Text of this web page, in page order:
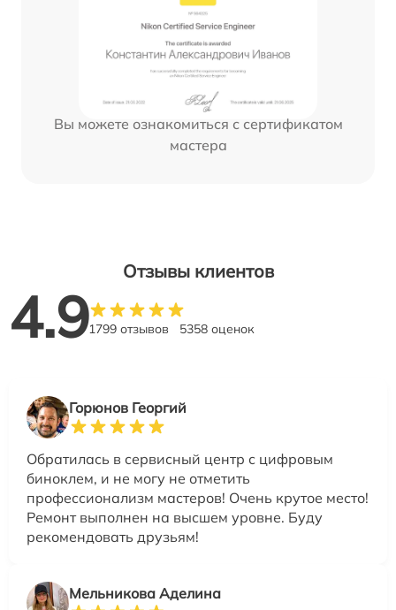
Вы можете ознакомиться с сертификатом
мастера
Отзывы клиентов
4.91799 отзывов 5358 оценок
Горюнов Георгий
Обратилась в сервисный центр с цифровым
биноклем, и не могу не отметить
профессионализм мастеров! Очень крутое место!
Ремонт выполнен на высшем уровне. Буду
рекомендовать друзьям!
Мельникова Аделина